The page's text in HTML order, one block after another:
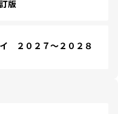
版
２０２７～２０２８